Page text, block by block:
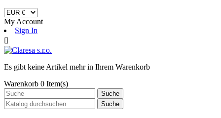
My Account
Sign In

Es gibt keine Artikel mehr in Ihrem Warenkorb
Warenkorb 0 Item(s)
Suche
Suche